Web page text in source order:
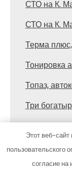
СТО на К.
СТО на К.
Терма
Тонировка
Топаз,
Три
Три кита,
Три Лося,
ТурбоДОК
Этот веб-
пользовательского
согласие